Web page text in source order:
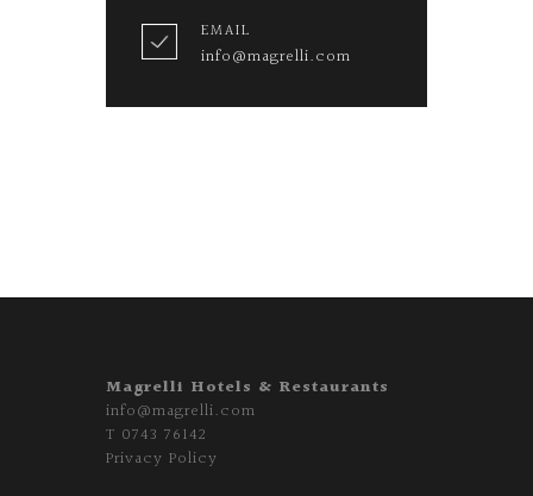
EMAIL
info@magrelli.com
Magrelli Hotels & Restaurants
info@magrelli.com
T 0743 76142
Privacy Policy